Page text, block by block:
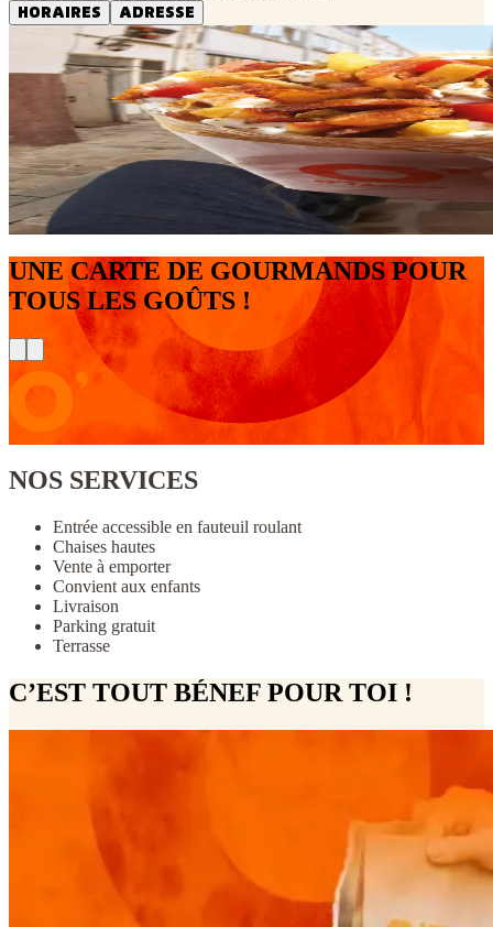
HORAIRES
ADRESSE
UNE CARTE DE GOURMANDS POUR
TOUS LES GOÛTS !
NOS SERVICES
Entrée accessible en fauteuil roulant
Chaises hautes
Vente à emporter
Convient aux enfants
Livraison
Parking gratuit
Terrasse
C’EST TOUT BÉNEF POUR TOI !